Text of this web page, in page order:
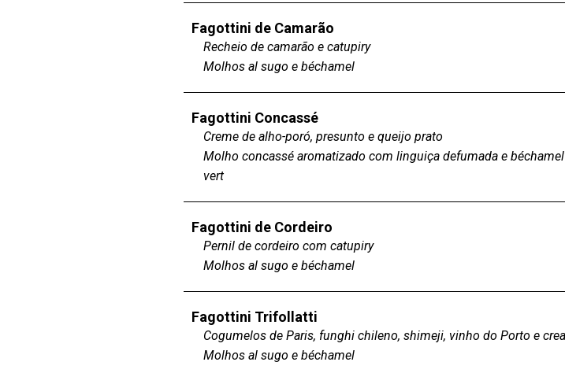
Fagottini de Camarão
Recheio de camarão e catupiry
Molhos al sugo e béchamel
Fagottini Concassé
Creme de alho-poró, presunto e queijo prato
Molho concassé aromatizado com linguiça defumada e
vert
Fagottini de Cordeiro
Pernil de cordeiro com catupiry
Molhos al sugo e béchamel
Fagottini Trifollatti
Cogumelos de Paris, funghi chileno, shimeji, vinho do Porto e
Molhos al sugo e béchamel